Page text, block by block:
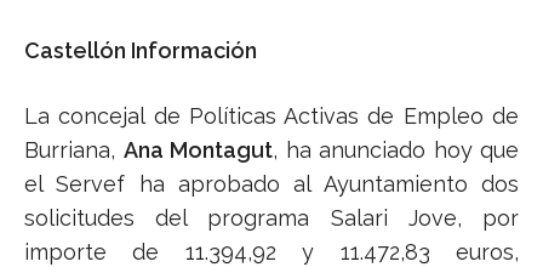
Castellón Información
La concejal de Políticas Activas de Empleo de
Burriana, Ana Montagut, ha anunciado hoy que
el Servef ha aprobado al Ayuntamiento dos
solicitudes del programa Salari Jove, por
importe de 11.394,92 y 11.472,83 euros,